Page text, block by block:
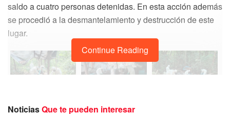
saldo a cuatro personas detenidas. En esta acción además
se procedió a la desmantelamiento y destrucción de este
lugar.
Continue Reading
NoticiasQue te pueden interesar